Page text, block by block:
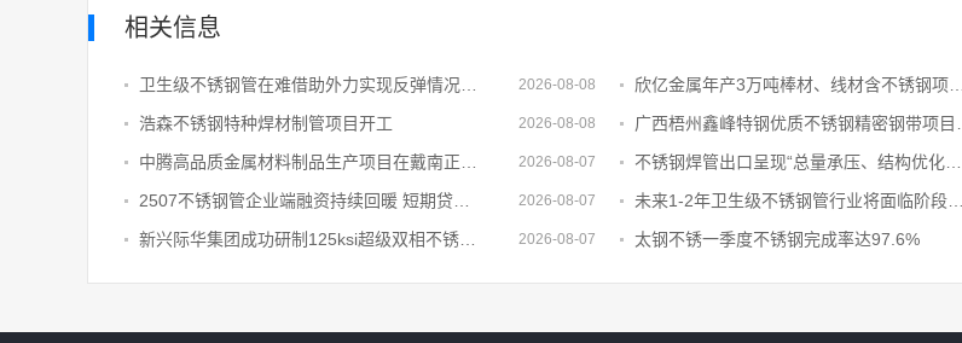
相关信息
2026-08-08
浩森不锈钢特种焊材制管项目开工 2026-08-08
2026-08-07
2026-08-07
2026-08-07 太钢不锈一季度不锈钢完成率达97.6%